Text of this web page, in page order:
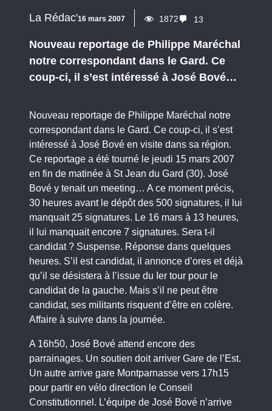
La Rédac'16 mars 2007 1872 13
Nouveau reportage de Philippe Maréchal
notre correspondant dans le Gard. Ce
coup-ci, il s’est intéressé à José Bové…
Nouveau reportage de Philippe Maréchal notre
correspondant dans le Gard. Ce coup-ci, il s’est
intéressé à José Bové en visite dans sa région.
Ce reportage a été tourné le jeudi 15 mars 2007
en fin de matinée à St Jean du Gard (30). José
Bové y tenait un meeting… A ce moment précis,
30 heures avant le dépôt des 500 signatures, il lui
manquait 25 signatures. Le 16 mars à 13 heures,
il lui manquait encore 7 signatures. Sera t-il
candidat ? Suspense. Réponse dans quelques
heures. S’il est candidat, il annonce d’ores et déjà
qu’il se désistera à l’issue du Ier tour pour le
candidat de la gauche. Mais s’il ne peut être
candidat, ses militants risquent d’être en colère.
Affaire à suivre dans la journée.
A 16h50, José Bové attend encore des
parrainages. Un soutien doit arriver Gare de l’Est.
Un autre arrive gare Montparnasse vers 17h15
pour partir en vélo direction le Conseil
Constitutionnel. L’équipe de José Bové n’arrive